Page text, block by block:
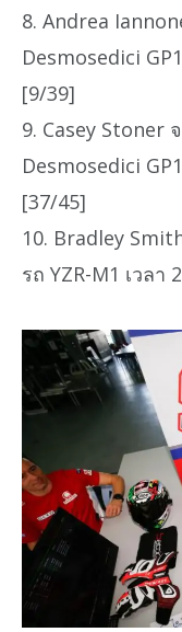
8. Andrea
Desmosedici
[9/39]
9. Casey Stoner
Desmosedici
[37/45]
10. Bradley
รถ YZR-M1 เวลา